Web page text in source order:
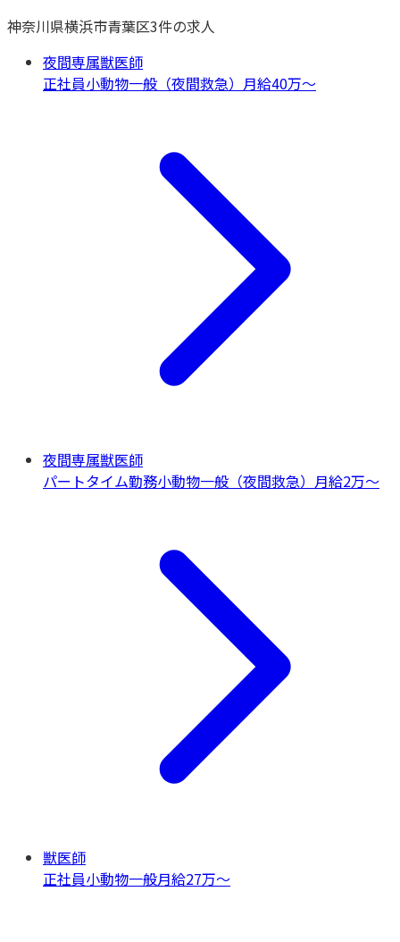
神奈川県横浜市青葉区3件の求人
夜間専属獣医師
正社員小動物一般（夜間救急） 月給40万〜
夜間専属獣医師
パートタイム勤務小動物一般（夜間救急） 月給2万〜
獣医師
正社員小動物一般月給27万〜